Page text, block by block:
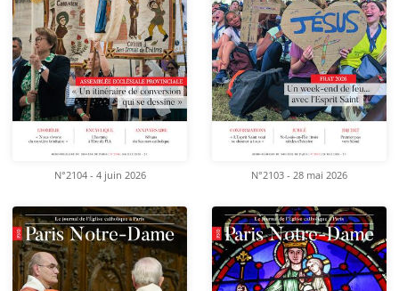
N°2104 - 4 juin 2026 N°2103 - 28 mai 2026